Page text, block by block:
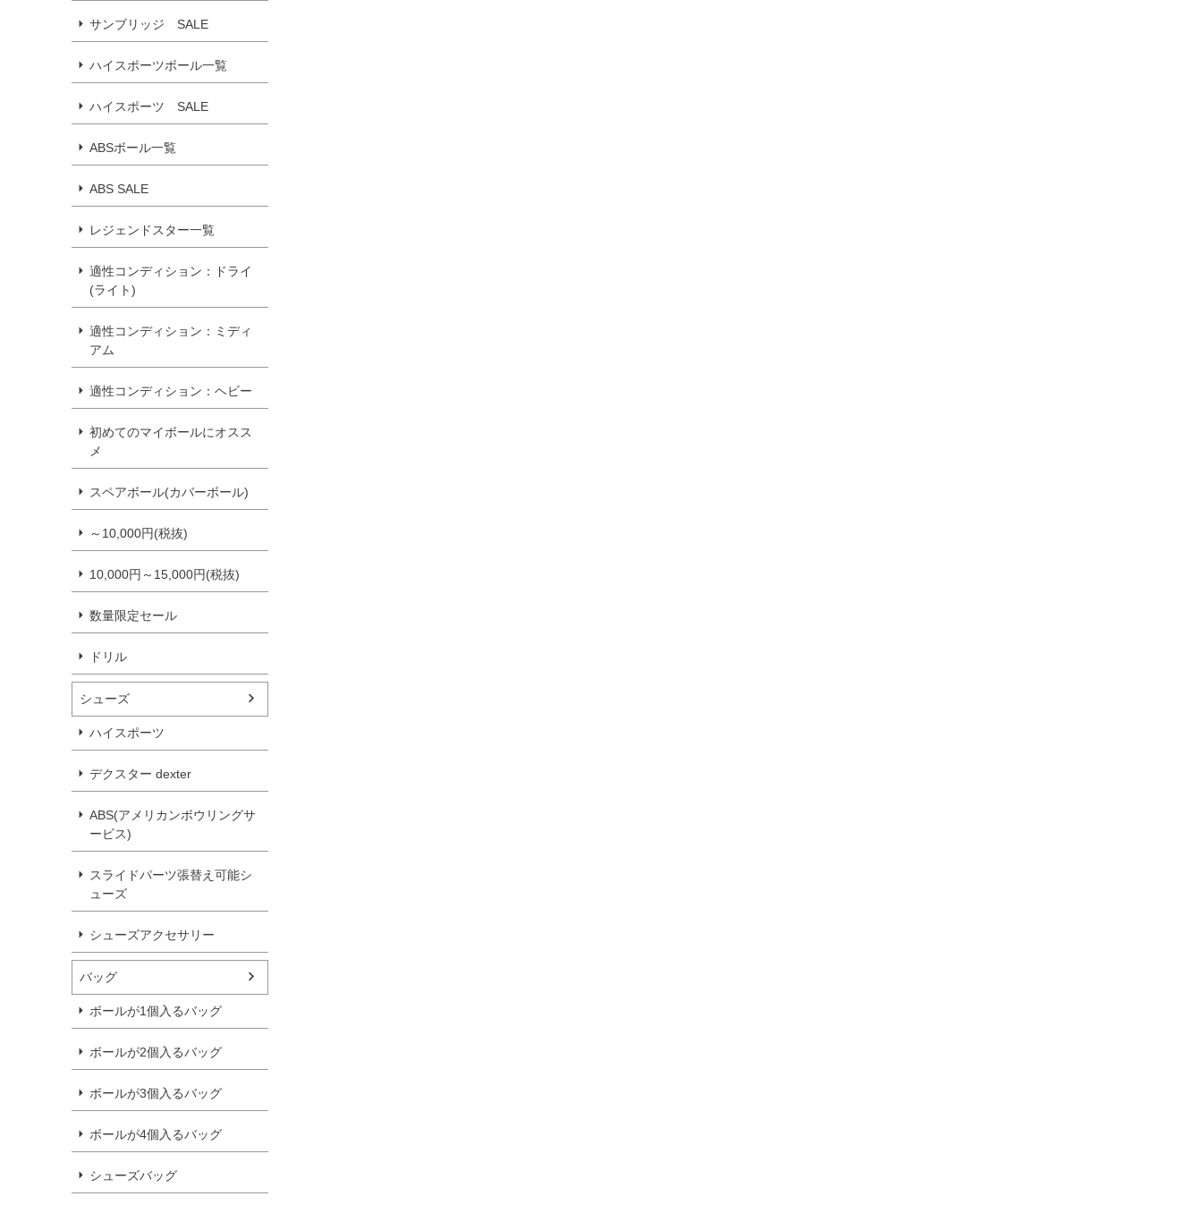
サンブリッジ SALE
ハイスポーツボール一覧
ハイスポーツ SALE
ABSボール一覧
ABS SALE
レジェンドスター一覧
適性コンディション：ドライ
(ライト)
適性コンディション：ミディ
アム
適性コンディション：ヘビー
初めてのマイボールにオスス
メ
スペアボール(カバーボール)
～10,000円(税抜)
10,000円～15,000円(税抜)
数量限定セール
ドリル
シューズ
ハイスポーツ
デクスター dexter
ABS(アメリカンボウリングサ
ービス)
スライドパーツ張替え可能シ
ューズ
シューズアクセサリー
バッグ
ボールが1個入るバッグ
ボールが2個入るバッグ
ボールが3個入るバッグ
ボールが4個入るバッグ
シューズバッグ